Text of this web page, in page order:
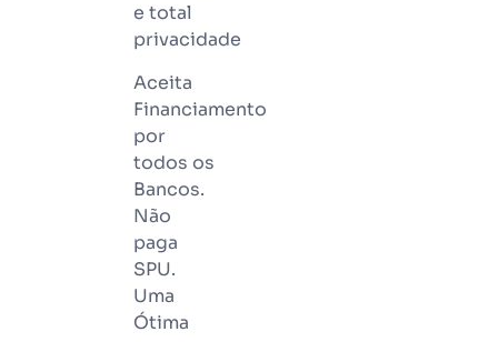
e total
privacidade
Aceita
Financiamento
por
todos os
Bancos.
Não
paga
SPU.
Uma
Ótima